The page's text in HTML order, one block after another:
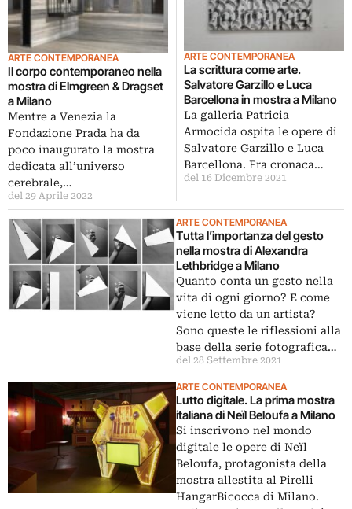
ARTE CONTEMPORANEA
Il corpo contemporaneo nella
mostra di Elmgreen & Dragset
a Milano
Mentre a Venezia la
Fondazione Prada ha da
poco inaugurato la mostra
dedicata all’universo
cerebrale,…
del 29 Aprile 2022
ARTE CONTEMPORANEA
La scrittura come arte.
Salvatore Garzillo e Luca
Barcellona in mostra a Milano
La galleria Patricia
Armocida ospita le opere di
Salvatore Garzillo e Luca
Barcellona. Fra cronaca…
del 16 Dicembre 2021
ARTE CONTEMPORANEA
Tutta l’importanza del gesto
nella mostra di Alexandra
Lethbridge a Milano
Quanto conta un gesto nella
vita di ogni giorno? E come
viene letto da un artista?
Sono queste le riflessioni alla
base della serie fotografica…
del 28 Settembre 2021
ARTE CONTEMPORANEA
Lutto digitale. La prima mostra
italiana di Neïl Beloufa a Milano
Si inscrivono nel mondo
digitale le opere di Neïl
Beloufa, protagonista della
mostra allestita al Pirelli
HangarBicocca di Milano.